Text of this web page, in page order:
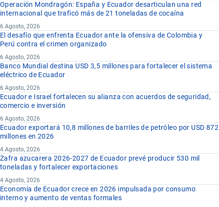
Operación Mondragón: España y Ecuador desarticulan una red
internacional que traficó más de 21 toneladas de cocaína
6 Agosto, 2026
El desafío que enfrenta Ecuador ante la ofensiva de Colombia y
Perú contra el crimen organizado
6 Agosto, 2026
Banco Mundial destina USD 3,5 millones para fortalecer el sistema
eléctrico de Ecuador
6 Agosto, 2026
Ecuador e Israel fortalecen su alianza con acuerdos de seguridad,
comercio e inversión
6 Agosto, 2026
Ecuador exportará 10,8 millones de barriles de petróleo por USD 872
millones en 2026
4 Agosto, 2026
Zafra azucarera 2026-2027 de Ecuador prevé producir 530 mil
toneladas y fortalecer exportaciones
4 Agosto, 2026
Economía de Ecuador crece en 2026 impulsada por consumo
interno y aumento de ventas formales